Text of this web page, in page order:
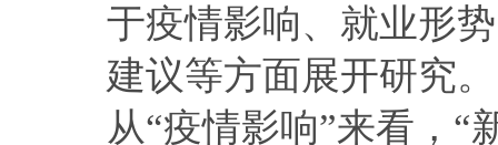
于疫情影响、就业形
建议等方面展开研究。
从“疫情影响”来看，“